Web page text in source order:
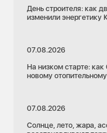
День строителя: как
изменили энергетику
07.08.2026
На низком старте: как
новому
07.08.2026
Солнце, лето, жара,